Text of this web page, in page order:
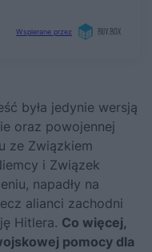
była jedynie wersją
oraz powojennej
ze Związkiem
i Związek
napadły na
alianci zachodni
Hitlera. Co więcej,
pomocy dla